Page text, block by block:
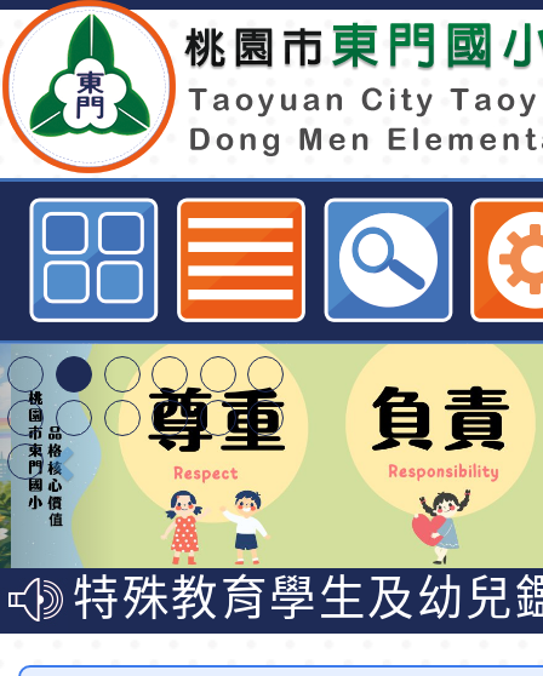
【有獎徵答活動來囉！】 桃園地
年暑期犯罪預防有獎徵答活動，讓
腦、學法律、拿好禮！-桃園市東
東門國小115學年度
梯特教代課教師甄選
公告(尚有缺額)
東門國小115學年度
梯特教代理教師甄選
公告(尚有缺額)
特殊教育學生及幼兒
明手冊(修訂版)與學
轉知臺中市政府政風